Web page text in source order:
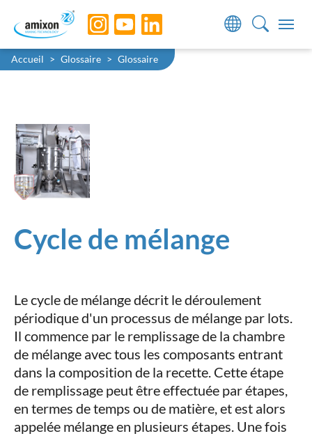
Skip to main navigation
Skip to main content
Skip to page footer
You are here:
Accueil Glossaire Glossaire
Cycle de mélange
Le cycle de mélange décrit le déroulement
périodique d'un processus de mélange par lots.
Il commence par le remplissage de la chambre
de mélange avec tous les composants entrant
dans la composition de la recette. Cette étape
de remplissage peut être effectuée par étapes,
en termes de temps ou de matière, et est alors
appelée mélange en plusieurs étapes. Une fois